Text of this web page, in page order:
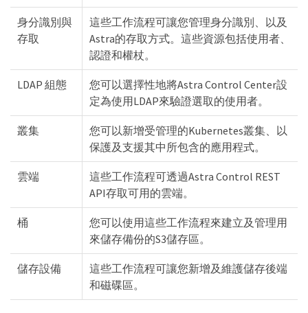
身分識別與
存取
這些工作流程可讓您管理身分識別、以及
Astra的存取方式。這些資源包括使用者、
認證和權杖。
LDAP 組態
您可以選擇性地將Astra Control Center設
定為使用LDAP來驗證選取的使用者。
叢集
您可以新增受管理的Kubernetes叢集、以
保護及支援其中所包含的應用程式。
雲端
這些工作流程可透過Astra Control REST
API存取可用的雲端。
桶
您可以使用這些工作流程來建立及管理用
來儲存備份的S3儲存區。
儲存設備
這些工作流程可讓您新增及維護儲存後端
和磁碟區。